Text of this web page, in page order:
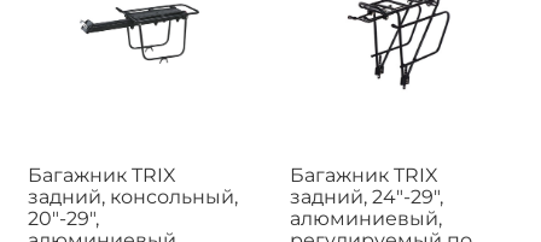
Багажник TRIX
задний, консольный,
20"-29",
Багажник TRIX
задний, 24"-29",
алюминиевый,